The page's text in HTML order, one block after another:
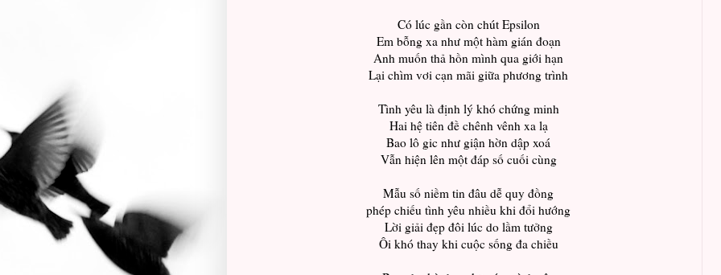
Có lúc gần còn chút Epsilon
Em bỗng xa như một hàm gián đoạn
Anh muốn thả hồn mình qua giới hạn
Lại chìm vơi cạn mãi giữa phương trình
Tình yêu là định lý khó chứng minh
Hai hệ tiên đề chênh vênh xa lạ
Bao lô gic như giận hờn dập xoá
Vẫn hiện lên một đáp số cuối cùng
Mẫu số niềm tin đâu dễ quy đồng
phép chiếu tình yêu nhiều khi đổi hướng
Lời giải đẹp đôi lúc do lầm tưởng
Ôi khó thay khi cuộc sống đa chiều